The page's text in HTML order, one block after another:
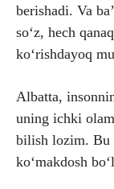
berishadi. Va
so‘z, hech
ko‘rishdayoq
Albatta,
uning ichki
bilish lozim. Bu
ko‘makdosh